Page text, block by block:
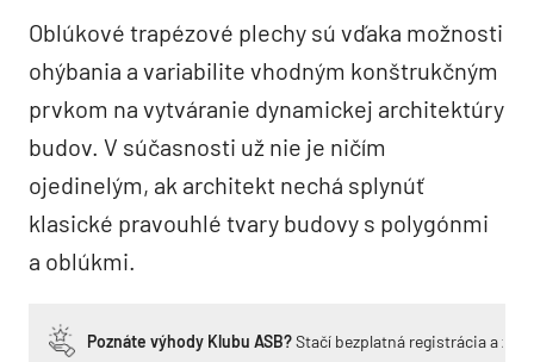
Oblúkové trapézové plechy sú vďaka možnosti
ohýbania a variabilite vhodným konštrukčným
prvkom na vytváranie dynamickej architektúry
budov. V súčasnosti už nie je ničím
ojedinelým, ak architekt nechá splynúť
klasické pravouhlé tvary budovy s polygónmi
a oblúkmi.
Poznáte výhody Klubu ASB?Stačí bezplatná registrácia a